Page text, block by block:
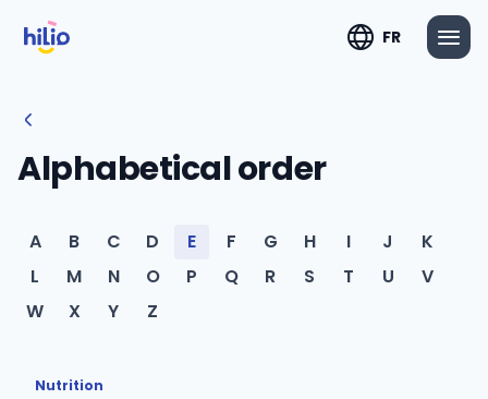
FR
Alphabetical order
A B C D E F G H I J
K
L
M N O P Q R S T U
V
W
X Y Z
Nutrition